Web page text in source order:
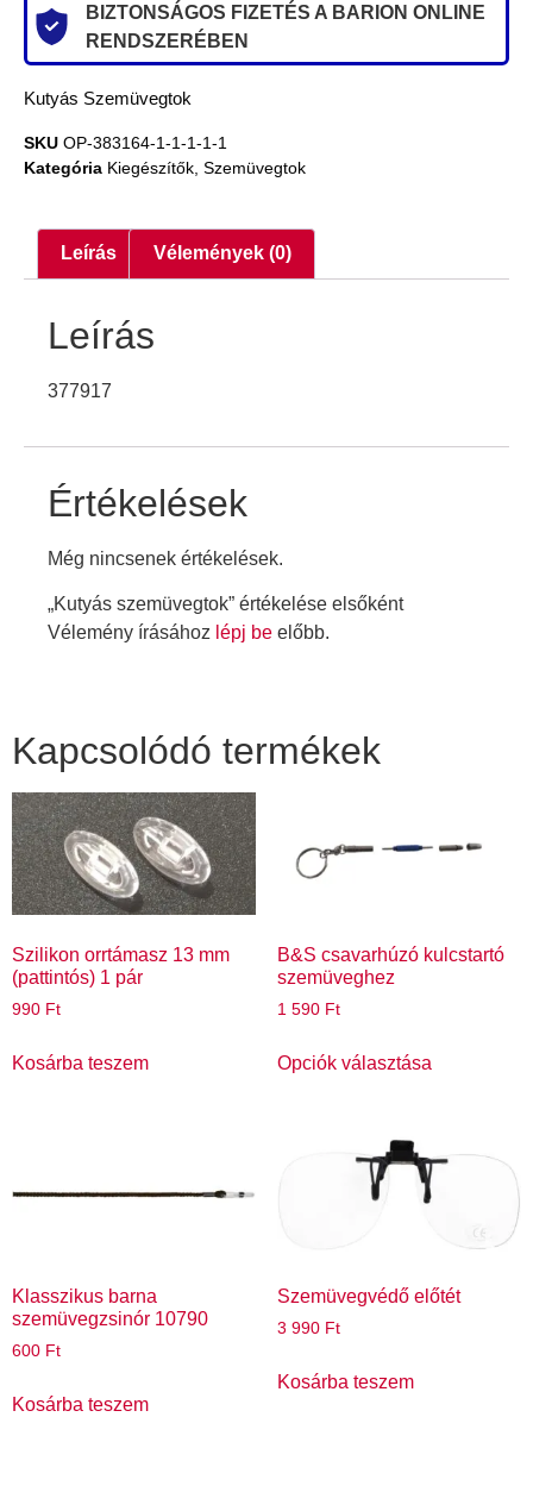
BIZTONSÁGOS FIZETÉS A BARION ONLINE
RENDSZERÉBEN
Kutyás Szemüvegtok
SKU OP-383164-1-1-1-1-1
Kategória Kiegészítők Szemüvegtok
Leírás Vélemények (0)
Leírás
377917
Értékelések
Még nincsenek értékelések.
„Kutyás szemüvegtok” értékelése elsőként
Vélemény írásához lépj be előbb.
Kapcsolódó termékek
Szilikon orrtámasz 13 mm
(pattintós) 1 pár
990 Ft
Kosárba teszem
B&S csavarhúzó kulcstartó
szemüveghez
1 590 Ft
Opciók választása
Klasszikus barna
szemüvegzsinór 10790
600 Ft
Kosárba teszem
Szemüvegvédő előtét
3 990 Ft
Kosárba teszem